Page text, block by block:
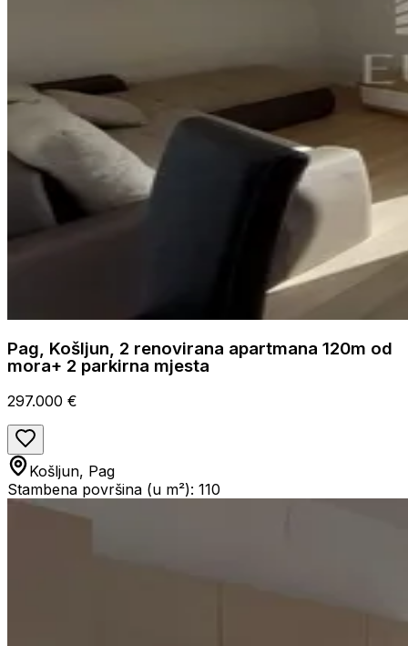
Pag, Košljun, 2 renovirana apartmana 120m od
mora+ 2 parkirna mjesta
297.000 €
Košljun, Pag
Stambena površina (u m²): 110